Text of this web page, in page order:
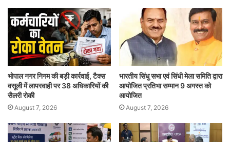
भोपाल नगर निगम की बड़ी कार्रवाई, टैक्स
वसूली में लापरवाही पर 38 अधिकारियों की
सैलरी रोकी
August 7, 2026
भारतीय सिंधु सभा एवं सिंधी मेला समिति द्वारा
आयोजित प्रतिभा सम्मान 9 अगस्त को
आयोजित
August 7, 2026